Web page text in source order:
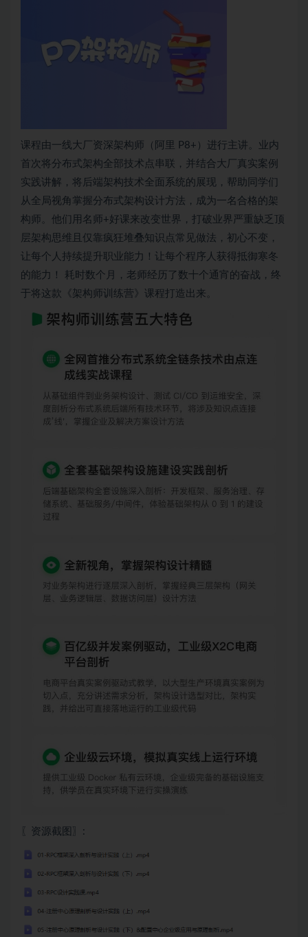
课程由一线大厂资深架构师
（阿里 P8+）进行主讲。业内
首次将分布式架构全部技术点串联，并结合大厂真实案例
实践讲解，将后端架构技术全面系统的展现，帮助同学们
从全局视角掌握分布式架构设计方法，成为一名合格的 架
构师
。他们用名师+好课来改变世界，打破业界严重缺乏顶
层架构思维且仅靠疯狂堆叠知识点常见做法，初心不变，
让每个人持续提升职业能力！让每个程序人获得抵御寒冬
的能力！ 耗时数个月，老师经历了数十个通宵的奋战，终
于将这款《架构师训练营》课程打造出来。
〖资源截图〗: